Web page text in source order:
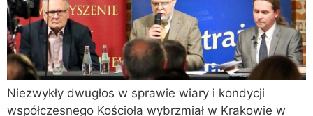
Niezwykły dwugłos w sprawie wiary i kondycji
współczesnego Kościoła wybrzmiał w Krakowie w